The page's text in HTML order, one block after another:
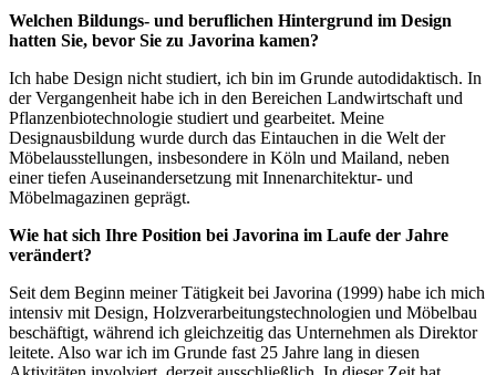
Welchen Bildungs- und beruflichen Hintergrund im Design
hatten Sie, bevor Sie zu Javorina kamen?
Ich habe Design nicht studiert, ich bin im Grunde autodidaktisch. In
der Vergangenheit habe ich in den Bereichen Landwirtschaft und
Pflanzenbiotechnologie studiert und gearbeitet. Meine
Designausbildung wurde durch das Eintauchen in die Welt der
Möbelausstellungen, insbesondere in Köln und Mailand, neben
einer tiefen Auseinandersetzung mit Innenarchitektur- und
Möbelmagazinen geprägt.
Wie hat sich Ihre Position bei Javorina im Laufe der Jahre
verändert?
Seit dem Beginn meiner Tätigkeit bei Javorina (1999) habe ich mich
intensiv mit Design, Holzverarbeitungstechnologien und Möbelbau
beschäftigt, während ich gleichzeitig das Unternehmen als Direktor
leitete. Also war ich im Grunde fast 25 Jahre lang in diesen